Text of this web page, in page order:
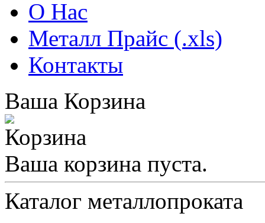
О Нас
Металл Прайс (.xls)
Контакты
Ваша Корзина
Ваша корзина пуста.
Каталог металлопроката